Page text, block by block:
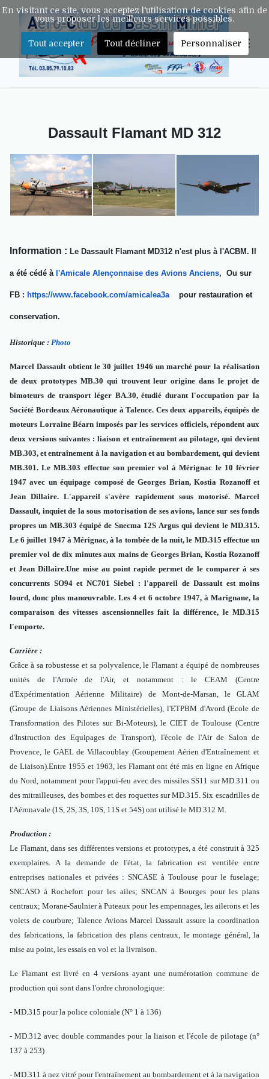
Dassault Flamant MD 312
Information : Le Dassault Flamant MD312 n'est plus à l'ACBM. Il
a été cédé à l'Amicale Alençonnaise des Avions Anciens, Ou sur
FB : https://www.facebook.com/amicalea3a pour restauration et
conservation.
Historique : Photo
Marcel Dassault obtient le 30 juillet 1946 un marché pour la réalisation
de deux prototypes MB.30 qui trouvent leur origine dans le projet de
bimoteurs de transport léger BA.30, étudié durant l'occupation par la
Société Bordeaux Aéronautique à Talence. Ces deux appareils, équipés de
moteurs Lorraine Béarn imposés par les services officiels, répondent aux
deux versions suivantes : liaison et entraînement au pilotage, qui devient
MB.303, et entraînement à la navigation et au bombardement, qui devient
MB.301. Le MB.303 effectue son premier vol à Mérignac le 10 février
1947 avec un équipage composé de Georges Brian, Kostia Rozanoff et
Jean Dillaire. L'appareil s'avère rapidement sous motorisé. Marcel
Dassault, inquiet de la sous motorisation de ses avions, lance sur ses fonds
propres un MB.303 équipé de Snecma 12S Argus qui devient le MD.315.
Le 6 juillet 1947 à Mérignac, à la tombée de la nuit, le MD.315 effectue un
premier vol de dix minutes aux mains de Georges Brian, Kostia Rozanoff
et Jean Dillaire.Une mise au point rapide permet de le comparer à ses
concurrents SO94 et NC701 Siebel : l'appareil de Dassault est moins
lourd, donc plus manœuvrable. Les 4 et 6 octobre 1947, à Marignane, la
comparaison des vitesses ascensionnelles fait la différence, le MD.315
l'emporte.
Carrière :
Grâce à sa robustesse et sa polyvalence, le Flamant a équipé de nombreuses
unités de l'Armée de l'Air, et notamment : le CEAM (Centre
d'Expérimentation Aérienne Militaire) de Mont-de-Marsan, le GLAM
(Groupe de Liaisons Aériennes Ministérielles), l'ETPBM d'Avord (Ecole de
Transformation des Pilotes sur Bi-Moteurs), le CIET de Toulouse (Centre
d'Instruction des Equipages de Transport), l'école de l'Air de Salon de
Provence, le GAEL de Villacoublay (Groupement Aérien d'Entraînement et
de Liaison).Entre 1955 et 1963, les Flamant ont été mis en ligne en Afrique
du Nord, notamment pour l'appui-feu avec des missiles SS11 sur MD.311 ou
des mitrailleuses, des bombes et des roquettes sur MD.315. Six escadrilles de
l'Aéronavale (1S, 2S, 3S, 10S, 11S et 54S) ont utilisé le MD.312 M.
Production :
Le Flamant, dans ses différentes versions et prototypes, a été construit à 325
exemplaires. A la demande de l'état, la fabrication est ventilée entre
entreprises nationales et privées : SNCASE à Toulouse pour le fuselage;
SNCASO à Rochefort pour les ailes; SNCAN à Bourges pour les plans
centraux; Morane-Saulnier à Puteaux pour les empennages, les ailerons et les
volets de courbure; Talence Avions Marcel Dassault assure la coordination
des fabrications, la fabrication des plans centraux, le montage général, la
mise au point, les essais en vol et la livraison.
Le Flamant est livré en 4 versions ayant une numérotation commune de
production qui sont dans l'ordre chronologique:
- MD.315 pour la police coloniale (N° 1 à 136)
- MD.312 avec double commandes pour la liaison et l'école de pilotage (n°
137 à 253)
- MD.311 à nez vitré pour l'entraînement au bombardement et à la navigation
En visitant ce site, vous acceptez l'utilisation de cookies afin de
vous proposer les meilleurs services possibles.
Tout accepter Tout décliner Personnaliser